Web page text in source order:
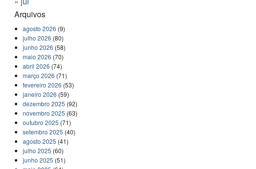
Arquivos
agosto 2026 (9)
julho 2026 (80)
junho 2026 (58)
maio 2026 (70)
abril 2026 (74)
março 2026 (71)
fevereiro 2026 (53)
janeiro 2026 (59)
dezembro 2025 (92)
novembro 2025 (63)
outubro 2025 (71)
setembro 2025 (40)
agosto 2025 (41)
julho 2025 (60)
junho 2025 (51)